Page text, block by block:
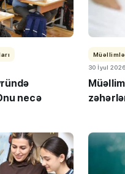
necə
30 İyul
“Həftənin təhsil
lisey seçimi,